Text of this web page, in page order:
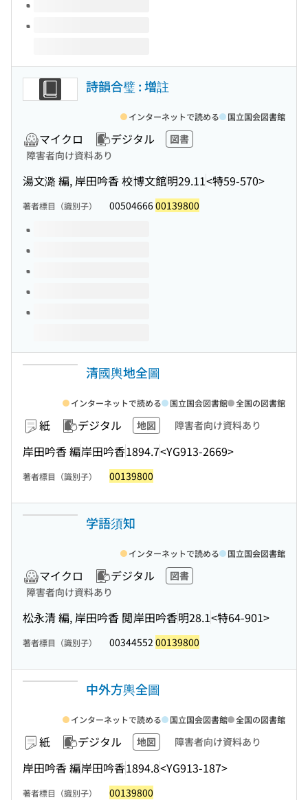
詩韻合璧 : 増註
マイクロ デジタル
図書
障害者向け資料あり
湯文潞 編, 岸田吟香 校博文館明29.11<特59-570>
インターネットで読める 国立国会図書館
著者標目（識別子） 0050466600139800
このタイトルの巻号
清國輿地全圖
紙 デジタル 地図 障害者向け資料あり
岸田吟香 編岸田吟香1894.7<YG913-2669>
インターネットで読める 国立国会図書館 全国の図書館
著者標目（識別子） 00139800
学語須知
マイクロ デジタル
図書
障害者向け資料あり
松永清 編, 岸田吟香 閲岸田吟香明28.1<特64-901>
インターネットで読める 国立国会図書館
著者標目（識別子） 00344552 00139800
中外方輿全圖
紙 デジタル 地図 障害者向け資料あり
岸田吟香 編岸田吟香1894.8<YG913-187>
インターネットで読める 国立国会図書館 全国の図書館
著者標目（識別子） 00139800